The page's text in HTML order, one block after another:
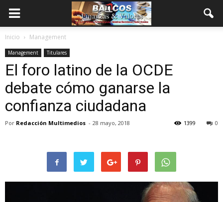
Inicio Management
Management Titulares
El foro latino de la OCDE
debate cómo ganarse la
confianza ciudadana
Por Redacción Multimedios - 28 mayo, 2018 0
1399